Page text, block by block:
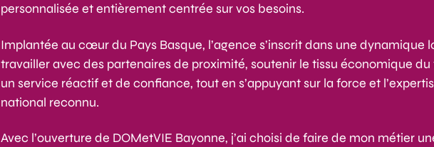
personnalisée et entièrement centrée sur vos besoins.
Implantée au cœur du Pays Basque, l’agence s’inscrit dans une dynamique
travailler avec des partenaires de proximité, soutenir le tissu économique
un service réactif et de confiance, tout en s’appuyant sur la force et
national reconnu.
Avec l’ouverture de DOMetVIE Bayonne, j’ai choisi de faire de mon métier